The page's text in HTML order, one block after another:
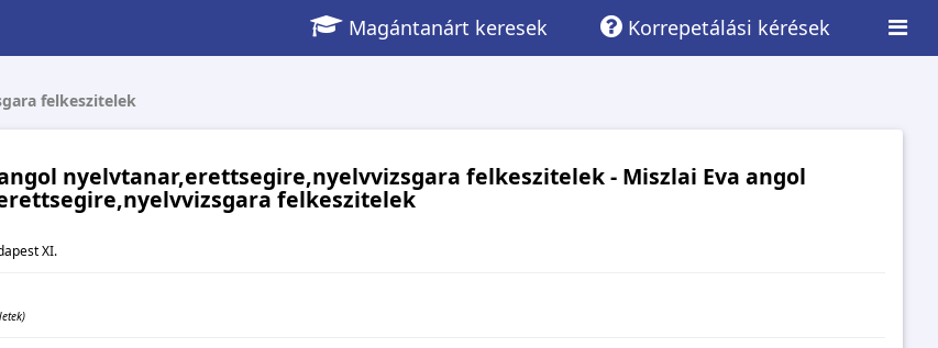
Korrepetálási kérések
Magántanárt keresek
felkeszitelek
nyelvtanar,erettsegire,nyelvvizsgara felkeszitelek - Miszlai Eva angol
felkeszitelek
XI.